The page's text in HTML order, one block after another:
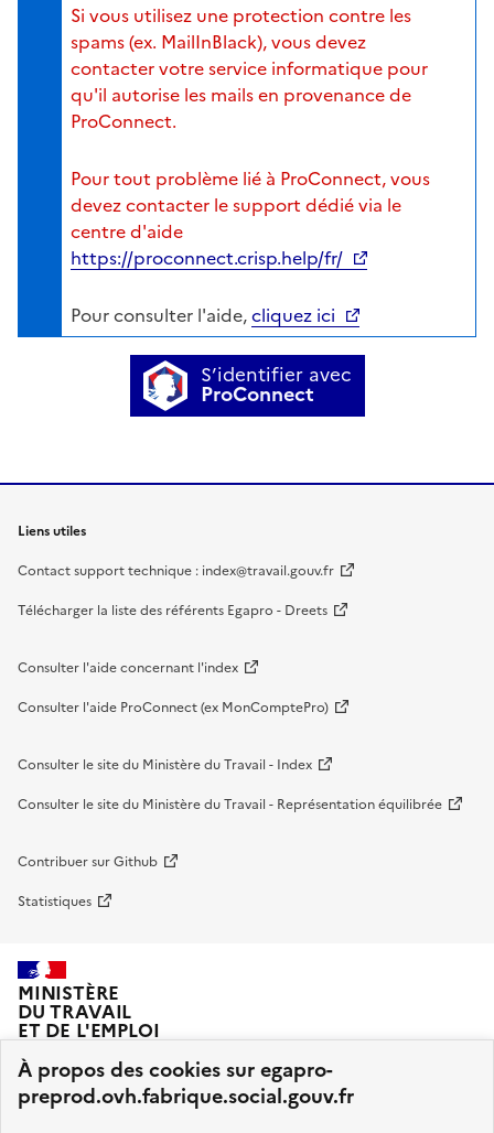
À propos des cookies sur egapro-
preprod.ovh.fabrique.social.gouv.fr
Si vous utilisez une protection contre les
spams (ex. MailInBlack), vous devez
contacter votre service informatique pour
qu'il autorise les mails en provenance de
ProConnect.
Pour tout problème lié à ProConnect, vous
devez contacter le support dédié via le
centre d'aide
https://proconnect.crisp.help/fr/
Pour consulter l'aide,cliquez ici
S’identifier avec
ProConnect
Liens utiles
Contact support technique : index@travail.gouv.fr
Télécharger la liste des référents Egapro - Dreets
Consulter l'aide concernant l'index
Consulter l'aide ProConnect (ex MonComptePro)
Consulter le site du Ministère du Travail - Index
Consulter le site du Ministère du Travail - Représentation équilibrée
Contribuer sur Github
Statistiques
MINISTÈRE
DU TRAVAIL
ET DE L'EMPLOI